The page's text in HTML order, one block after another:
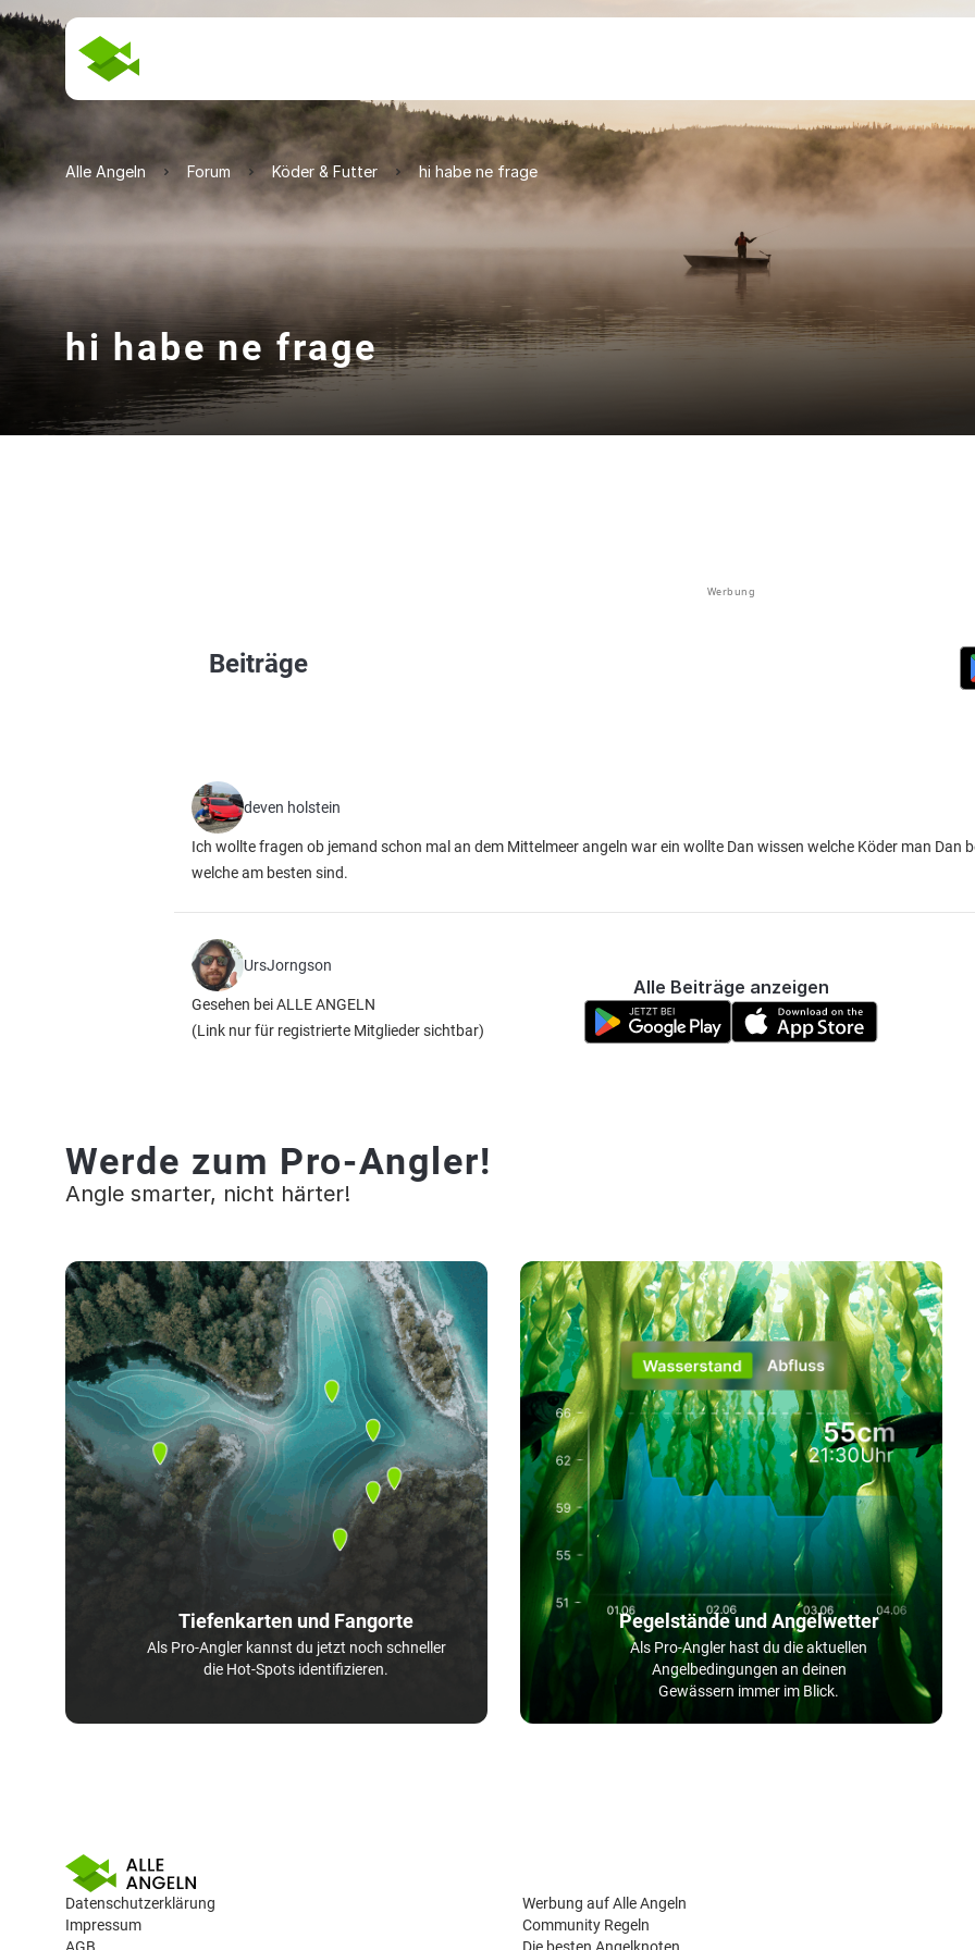
Alle Angeln Forum Köder & Futter hi habe ne frage
hi habe ne frage
Werbung
Beiträge
deven holstein
Ich wollte fragen ob jemand schon mal an dem Mittelmeer angeln war ein wollte Dan wissen welche Köder man Dan
welche am besten sind.
UrsJorngson
Gesehen bei ALLE ANGELN
(Link nur für registrierte Mitglieder sichtbar)
Alle Beiträge anzeigen
Werde zum Pro-Angler!
Angle smarter, nicht härter!
Tiefenkarten und Fangorte
Als Pro-Angler kannst du jetzt noch schneller
die Hot-Spots identifizieren.
Pegelstände und Angelwetter
Als Pro-Angler hast du die aktuellen
Angelbedingungen an deinen
Gewässern immer im Blick.
Datenschutzerklärung
Impressum
Werbung auf Alle Angeln
Community Regeln